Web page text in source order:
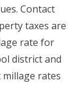
Contact
taxes are
rate for
district and
rates